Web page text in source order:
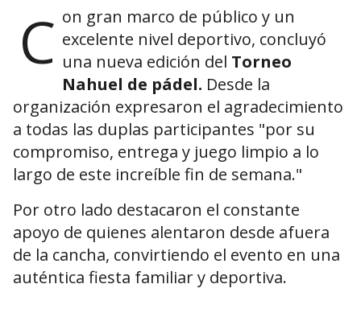
C on gran marco de público y un
excelente nivel deportivo, concluyó
una nueva edición del Torneo
Nahuel de pádel. Desde la
organización expresaron el agradecimiento
a todas las duplas participantes "por su
compromiso, entrega y juego limpio a lo
largo de este increíble fin de semana."
Por otro lado destacaron el constante
apoyo de quienes alentaron desde afuera
de la cancha, convirtiendo el evento en una
auténtica fiesta familiar y deportiva.